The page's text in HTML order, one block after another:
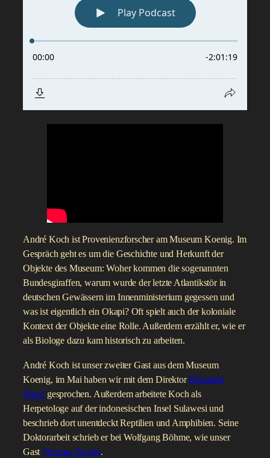
André Koch ist Provenienzforscher am Museum Koenig. Im
Gespräch geht es um die Geschichte und Herkunft der
Objekte des Museum: Woher kommen die sogenannten
Bundesgiraffen, warum wurde der letzte Atlantikstör in
deutschen Gewässern im Innenministerium gegessen und
was ist eigentlich ein Okapi? Oft spielt auch der koloniale
Kontext der Objekte eine Rolle. Außerdem erzählt er, wie er
als Biologe dazu kam historisch zu arbeiten.
André Koch ist unser zweiter Gast aus dem Museum
Koenig, im Mai haben wir mit dem DirektorBernhard
Misofgesprochen. Außerdem arbeitete Koch als
Herpetologe auf der indonesischen Insel Sulawesi und
beschrieb dort unentdeckt Reptilien und Amphibien. Seine
Doktorarbeit schrieb er bei Wolfgang Böhme, wie unser
GastThomas Ziegler.